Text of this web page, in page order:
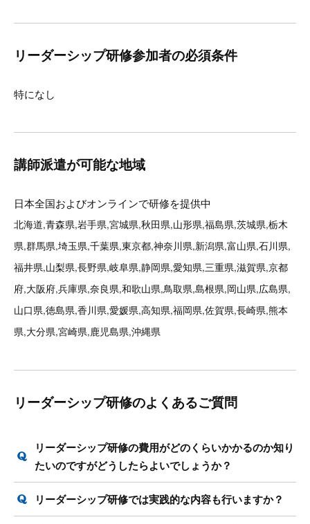
リーダーシップ研修参加者の必須条件
特になし
講師派遣が可能な地域
日本全国およびオンラインで研修を提供中
北海道,青森県,岩手県,宮城県,秋田県,山形県,福島県,茨城県,栃木
県,群馬県,埼玉県,千葉県,東京都,神奈川県,新潟県,富山県,石川県,
福井県,山梨県,長野県,岐阜県,静岡県,愛知県,三重県,滋賀県,京都
府,大阪府,兵庫県,奈良県,和歌山県,鳥取県,島根県,岡山県,広島県,
山口県,徳島県,香川県,愛媛県,高知県,福岡県,佐賀県,長崎県,熊本
県,大分県,宮崎県,鹿児島県,沖縄県
リーダーシップ研修のよくあるご質問
リーダーシップ研修の費用がどのくらいかかるのか知り
たいのですがどうしたらよいでしょうか？
リーダーシップ研修では実践的な内容も行いますか？